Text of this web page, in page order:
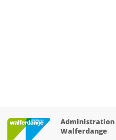
Administration
Walferdange